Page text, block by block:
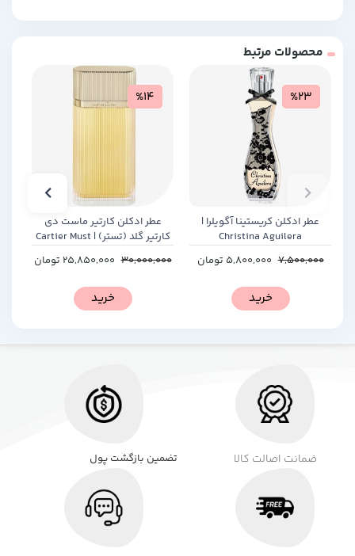
محصولات مرتبط
%23
عطر ادکلن کریستینا آگویلرا |
Christina Aguilera
7,500,000
5,800,000 تومان
خرید
%14
عطر ادکلن کارتیر ماست دی
کارتیر گلد (تستر) | Cartier Must
30,000,000
25,850,000 تومان
خرید
ضمانت اصالت کالا تضمین بازگشت پول